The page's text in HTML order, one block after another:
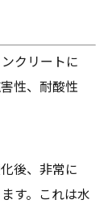
クリートに
性、耐酸性
後、非常に
す。これは水